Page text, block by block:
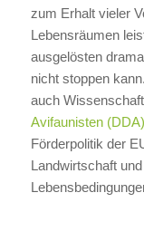
zum Erhalt vieler
Lebensräumen
ausgelösten
nicht stoppen
auch
Avifaunisten (DDA)
Förderpolitik der
Landwirtschaft